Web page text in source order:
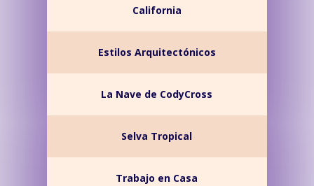
California
Estilos Arquitectónicos
La Nave de CodyCross
Selva Tropical
Trabajo en Casa